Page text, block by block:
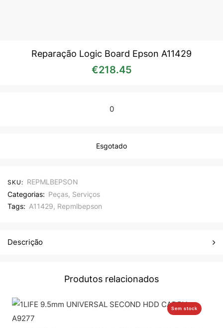
Reparação Logic Board Epson A11429
€218.45
0
Esgotado
SKU: REPMLBEPSON
Categorias: Peças, Serviços
Tags: A11429, Repmlbepson
Descrição
Produtos relacionados
Sem stock